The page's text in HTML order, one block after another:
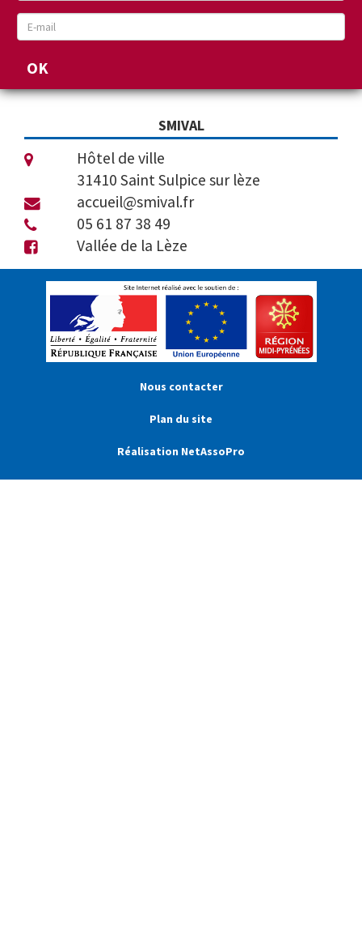
SMIVAL
Hôtel de ville
31410 Saint Sulpice sur lèze
accueil@smival.fr
05 61 87 38 49
Vallée de la Lèze
Nous contacter
Plan du site
Réalisation NetAssoPro